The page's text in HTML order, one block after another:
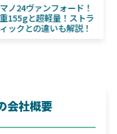
コンプレックス
リグを意のまま
ンフォードとの
自重
会社概要